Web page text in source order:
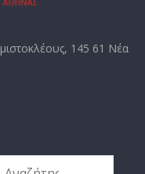
145 61 Νέα